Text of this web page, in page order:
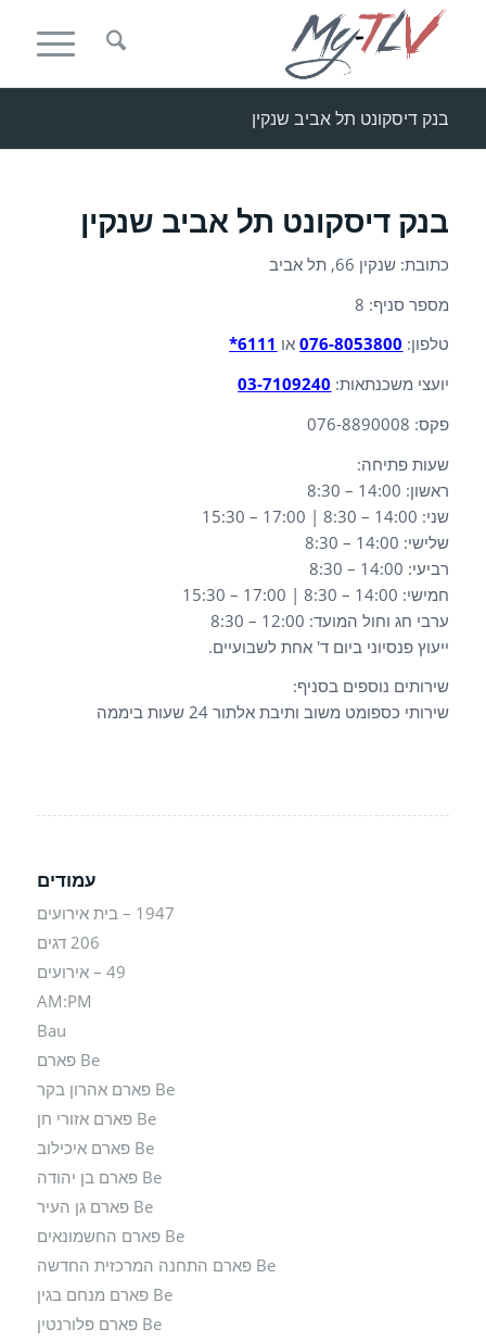
בנק דיסקונט תל אביב שנקין
בנק דיסקונט תל אביב שנקין
כתובת: שנקין 66, תל אביב
מספר סניף: 8
טלפון: 076-8053800או 6111*
יועצי משכנתאות: 03-7109240
פקס: 076-8890008
שעות פתיחה:
ראשון: 14:00 – 8:30
שני: 14:00 – 8:30 | 17:00 – 15:30
שלישי: 14:00 – 8:30
רביעי: 14:00 – 8:30
חמישי: 14:00 – 8:30 | 17:00 – 15:30
ערבי חג וחול המועד: 12:00 – 8:30
ייעוץ פנסיוני ביום ד' אחת לשבועיים.
שירותים נוספים בסניף:
שירותי כספומט משוב ותיבת אלתור 24 שעות ביממה
עמודים
1947 – בית אירועים
206 דגים
49 – אירועים
AM:PM
Bau
Be פארם
Be פארם אהרון בקר
Be פארם אזורי חן
Be פארם איכילוב
Be פארם בן יהודה
Be פארם גן העיר
Be פארם החשמונאים
Be פארם התחנה המרכזית החדשה
Be פארם מנחם בגין
Be פארם פלורנטין